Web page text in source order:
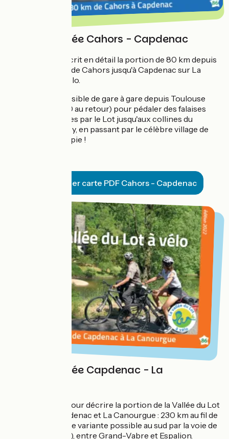
Carte détaillée Cahors - Capdenac
Une carte qui décrit en détail la portion de 80 km depuis
la cité médiévale de Cahors jusqu'à Capdenac sur La
Vallée du Lot à vélo.
Un périple accessible de gare à gare depuis Toulouse
(1h15 aller et 2h10 au retour) pour pédaler des falaises
calcaires creusées par le Lot jusqu'aux collines du
Causse du Quercy, en passant par le célèbre village de
Saint-Cirq-Lapopie !
Télécharger carte PDF Cahors - Capdenac
Carte détaillée Capdenac - La
Une carte PDF pour décrire la portion de la Vallée du Lot
à vélo entre Capdenac et La Canourgue : 230 km au fil de
la rivière, avec une variante possible au sud par la voie de
Conques (80 km), entre Grand-Vabre et Espalion.